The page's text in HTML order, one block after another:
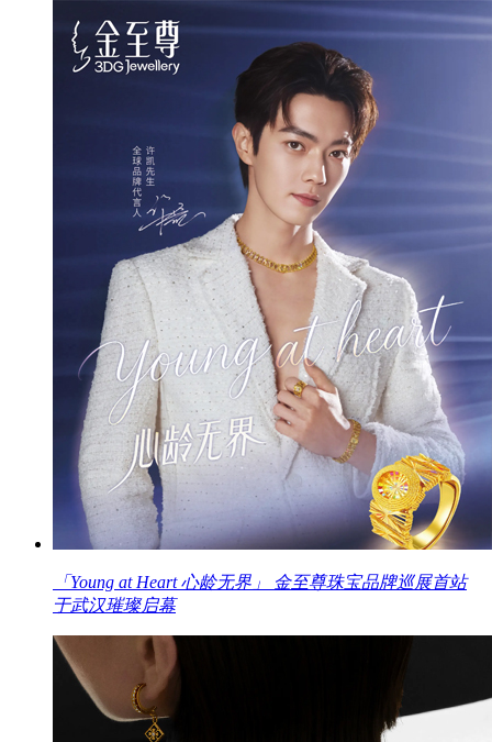
「Young at Heart 心龄无界」 金至尊珠宝品牌巡展首站
于武汉璀璨启幕